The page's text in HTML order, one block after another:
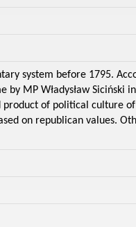
system before 1795.
MP Władysław Siciński
of political culture
on republican values.